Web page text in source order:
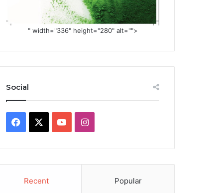
" width="336" height="280" alt="">
Social
Facebook YouTubeInstagram
Recent Popular